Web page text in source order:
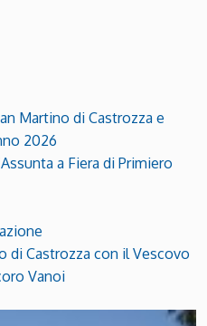
Martino di Castrozza e
2026
a Fiera di Primiero
di Castrozza con il Vescovo
Vanoi